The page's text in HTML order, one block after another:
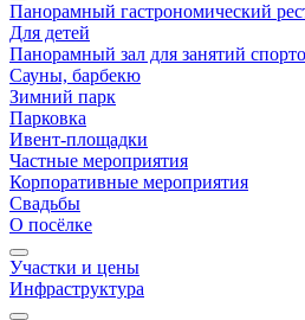
Панорамный гастрономический
Для детей
Панорамный зал для занятий
Сауны, барбекю
Зимний парк
Парковка
Ивент-площадки
Частные мероприятия
Корпоративные мероприятия
Свадьбы
О посёлке
Участки и цены
Инфраструктура